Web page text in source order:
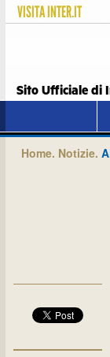
VISITAINTER.IT
Sito Ufficiale di
Home. Notizie.